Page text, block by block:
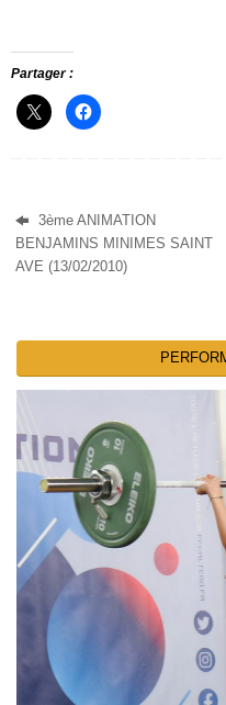
Partager :
3ème ANIMATION
BENJAMINS MINIMES SAINT
AVE (13/02/2010)